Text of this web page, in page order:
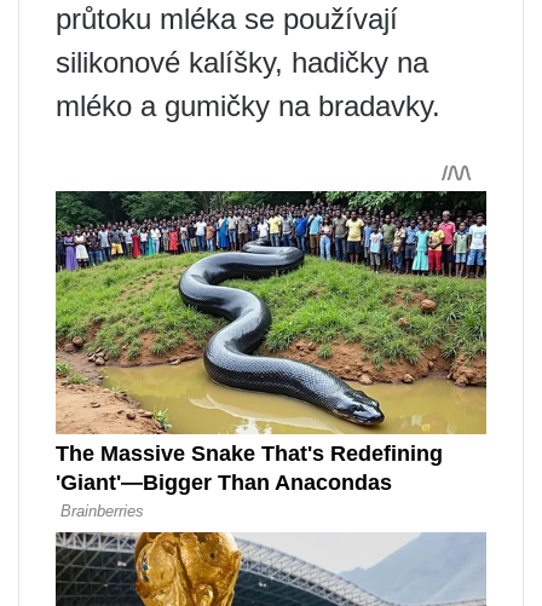
průtoku mléka se používají
silikonové kalíšky, hadičky na
mléko a gumičky na bradavky.